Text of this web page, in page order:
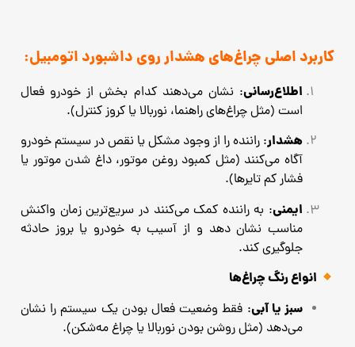
کاربرد اصلی چراغ‌های هشدار روی داشبورد اتومبیل:
اطلاع‌رسانی: نشان می‌دهند کدام بخش از خودرو فعال
است (مثل چراغ‌های راهنما، نوربالا یا کروز کنترل).
هشدار: راننده را از وجود مشکل یا نقص در سیستم خودرو
آگاه می‌کنند (مثل کمبود روغن موتور، داغ شدن موتور یا
فشار کم تایرها).
ایمنی: به راننده کمک می‌کنند در سریع‌ترین زمان واکنش
مناسب نشان دهد و از آسیب به خودرو یا بروز حادثه
جلوگیری کند.
انواع رنگ چراغ‌ها
سبز یا آبی: فقط وضعیت فعال بودن یک سیستم را نشان
می‌دهد (مثل روشن بودن نوربالا یا چراغ مه‌شکن).